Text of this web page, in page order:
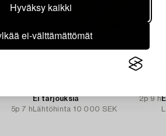
Hyväksy kaikki
ei-välttämättömät
5p 7 h
Ei tarjouksia
2p 9 h
Lähtöhinta 10 000 SEK